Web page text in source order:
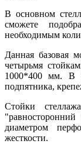
В основном
сможете
необходимым
Данная базовая
четырьмя
1000*400 мм. В
подпятника,
Стойки
диаметром
жесткости.